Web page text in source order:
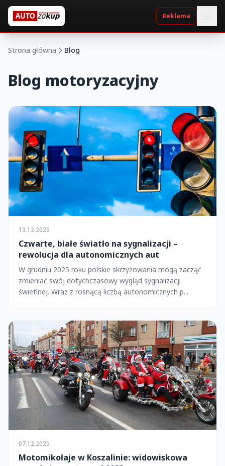
Reklama
Strona główna Blog
Blog motoryzacyjny
13.12.2025
Czwarte, białe światło na sygnalizacji –
rewolucja dla autonomicznych aut
W grudniu 2025 roku polskie skrzyżowania mogą zacząć
zmieniać swój dotychczasowy wygląd sygnalizacji
świetlnej. Wraz z rosnącą liczbą autonomicznych p...
07.12.2025
Motomikołaje w Koszalinie: widowiskowa